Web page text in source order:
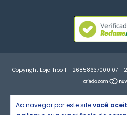
Ao navegar por este sitevocê
Copyright Loja Tipo 1 - 26858637000107 -